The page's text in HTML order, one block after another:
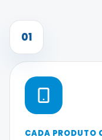
01
CADA PRODUTO